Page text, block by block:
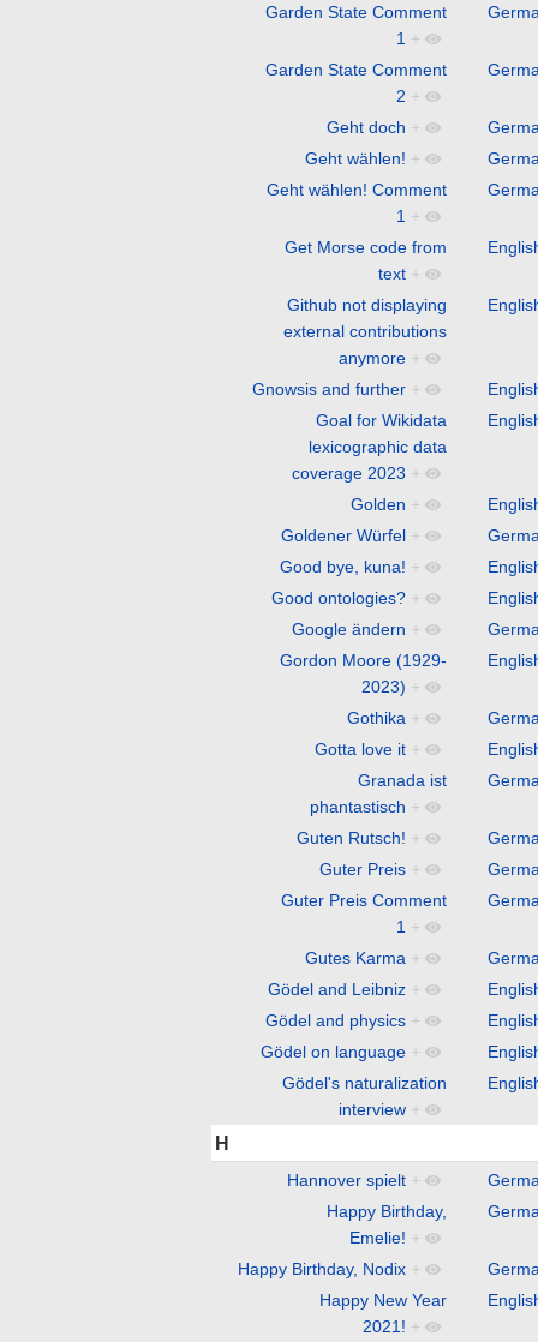
Garden State Comment
1 +
Garden State Comment
2 +
Geht doch +
Geht wählen! +
Geht wählen! Comment
1 +
Get Morse code from
text +
Github not displaying
external contributions
anymore +
Gnowsis and further +
Goal for Wikidata
lexicographic data
coverage 2023 +
Golden +
Goldener Würfel +
Good bye, kuna! +
Good ontologies? +
Google ändern +
Gordon Moore (1929-
2023) +
Gothika +
Gotta love it +
Granada ist
phantastisch +
Guten Rutsch! +
Guter Preis +
Guter Preis Comment
1 +
Gutes Karma +
Gödel and Leibniz +
Gödel and physics +
Gödel on language +
Gödel's naturalization
interview +
H
Hannover spielt +
Happy Birthday,
Emelie! +
Happy Birthday, Nodix +
Happy New Year
2021! +